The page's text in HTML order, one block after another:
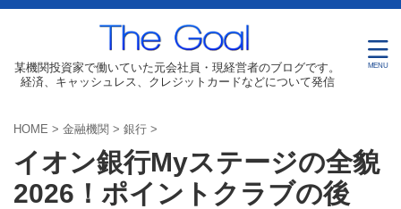
某機関投資家で働いていた元会社員・現経営者のブログです。
経済、キャッシュレス、クレジットカードなどについて発信
HOME > 金融機関 > 銀行 >
イオン銀行Myステージの全貌
2026！ポイントクラブの後